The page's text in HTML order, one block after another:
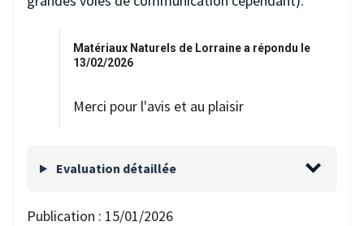
Matériaux Naturels de Lorraine a répondu le
13/02/2026
Merci pour l'avis et au plaisir
Evaluation détaillée
Publication : 15/01/2026